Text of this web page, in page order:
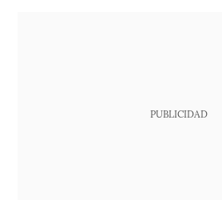
PUBLICIDAD